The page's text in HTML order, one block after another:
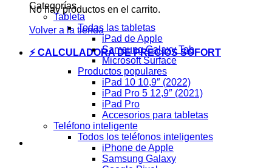
No hay productos en el carrito.
Volver a la tienda
⚡ CALCULADORA DE PRECIOS SOFORT
Categorías
Tableta
Todas las tabletas
iPad de Apple
Samsung Galaxy Tab
Microsoft Surface
Productos populares
iPad 10 10,9″ (2022)
iPad Pro 5 12,9″ (2021)
iPad Pro
Accesorios para tabletas
Teléfono inteligente
Todos los teléfonos inteligentes
iPhone de Apple
Samsung Galaxy